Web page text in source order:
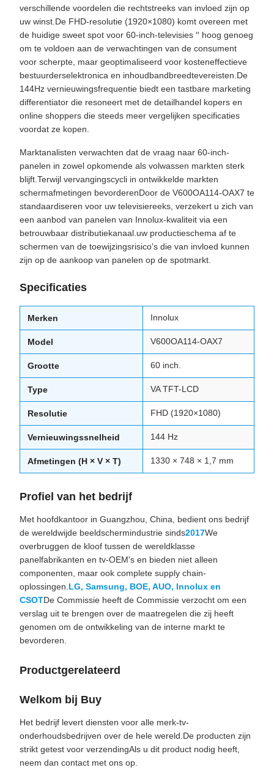
verschillende voordelen die rechtstreeks van invloed zijn op
uw winst.De FHD-resolutie (1920×1080) komt overeen met
de huidige sweet spot voor 60-inch-televisies ′′ hoog genoeg
om te voldoen aan de verwachtingen van de consument
voor scherpte, maar geoptimaliseerd voor kosteneffectieve
bestuurderselektronica en inhoudbandbreedtevereisten.De
144Hz vernieuwingsfrequentie biedt een tastbare marketing
differentiator die resoneert met de detailhandel kopers en
online shoppers die steeds meer vergelijken specificaties
voordat ze kopen.
Marktanalisten verwachten dat de vraag naar 60-inch-
panelen in zowel opkomende als volwassen markten sterk
blijft.Terwijl vervangingscycli in ontwikkelde markten
schermafmetingen bevorderenDoor de V600OA114-OAX7 te
standaardiseren voor uw televisiereeks, verzekert u zich van
een aanbod van panelen van Innolux-kwaliteit via een
betrouwbaar distributiekanaal.uw productieschema af te
schermen van de toewijzingsrisico's die van invloed kunnen
zijn op de aankoop van panelen op de spotmarkt.
Specificaties
Merken Innolux
Model V600OA114-OAX7
Grootte 60 inch.
Type VA TFT-LCD
Resolutie FHD (1920×1080)
Vernieuwingssnelheid 144 Hz
Afmetingen (H × V × T) 1330 × 748 × 1,7 mm
Profiel van het bedrijf
Met hoofdkantoor in Guangzhou, China, bedient ons bedrijf
de wereldwijde beeldschermindustrie sinds2017We
overbruggen de kloof tussen de wereldklasse
panelfabrikanten en tv-OEM's en bieden niet alleen
componenten, maar ook complete supply chain-
oplossingen. LG, Samsung, BOE, AUO, Innolux en
CSOTDe Commissie heeft de Commissie verzocht om een
verslag uit te brengen over de maatregelen die zij heeft
genomen om de ontwikkeling van de interne markt te
bevorderen.
Productgerelateerd
Welkom bij Buy
Het bedrijf levert diensten voor alle merk-tv-
onderhoudsbedrijven over de hele wereld.De producten zijn
strikt getest voor verzendingAls u dit product nodig heeft,
neem dan contact met ons op.